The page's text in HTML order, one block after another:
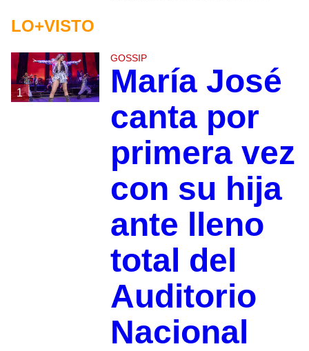
LO+VISTO
1
GOSSIP
María José
canta por
primera vez
con su hija
ante lleno
total del
Auditorio
Nacional